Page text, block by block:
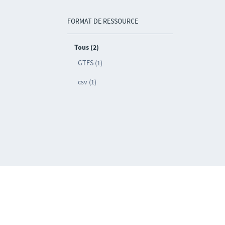
FORMAT DE RESSOURCE
Tous (2)
GTFS (1)
csv (1)